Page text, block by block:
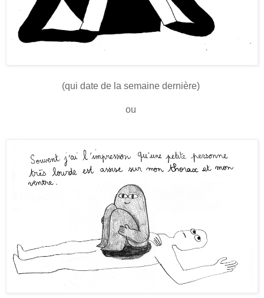
(qui date de la semaine dernière)
ou